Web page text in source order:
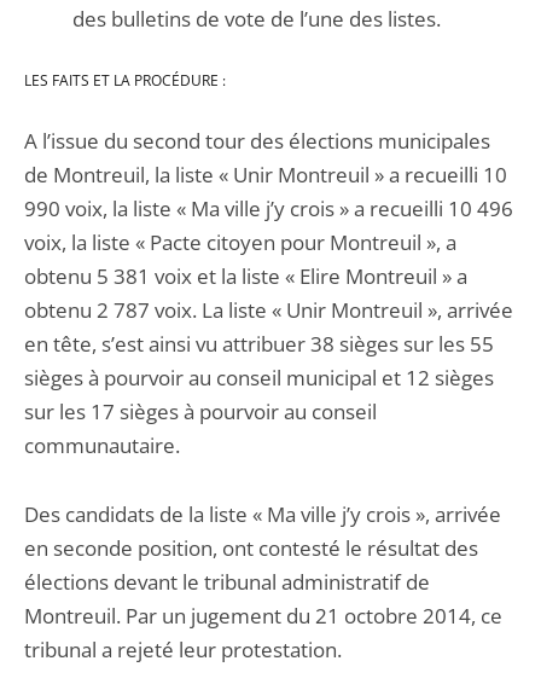
des bulletins de vote de l’une des listes.
LES FAITS ET LA PROCÉDURE :
A l’issue du second tour des élections municipales
de Montreuil, la liste « Unir Montreuil » a recueilli 10
990 voix, la liste « Ma ville j’y crois » a recueilli 10 496
voix, la liste « Pacte citoyen pour Montreuil », a
obtenu 5 381 voix et la liste « Elire Montreuil » a
obtenu 2 787 voix. La liste « Unir Montreuil », arrivée
en tête, s’est ainsi vu attribuer 38 sièges sur les 55
sièges à pourvoir au conseil municipal et 12 sièges
sur les 17 sièges à pourvoir au conseil
communautaire.
Des candidats de la liste « Ma ville j’y crois », arrivée
en seconde position, ont contesté le résultat des
élections devant le tribunal administratif de
Montreuil. Par un jugement du 21 octobre 2014, ce
tribunal a rejeté leur protestation.